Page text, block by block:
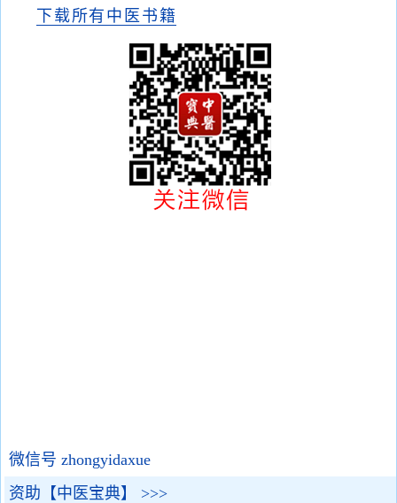
下载所有中医书籍
微信号 zhongyidaxue
资助【中医宝典】 >>>